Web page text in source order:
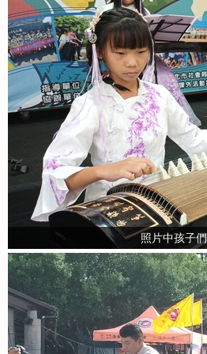
照片中孩子